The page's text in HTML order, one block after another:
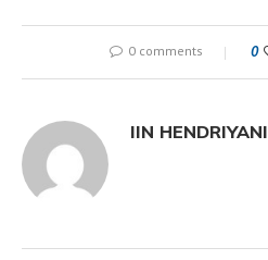
0 comments 0
IIN HENDRIYANI